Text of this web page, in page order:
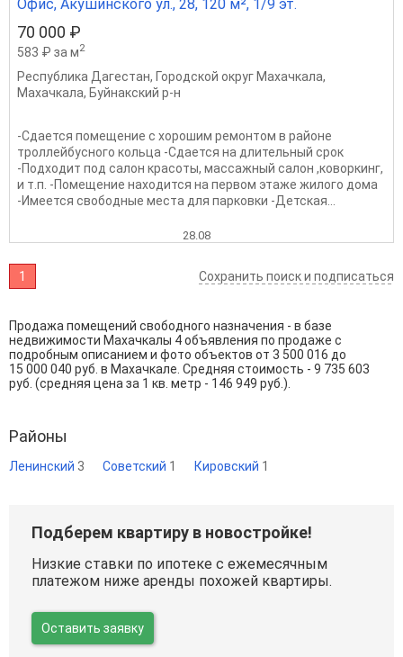
Офис, Акушинского ул., 28, 120 м², 1/9 эт.
70 000 ₽
583 ₽ за м2
Республика Дагестан, Городской округ Махачкала,
Махачкала, Буйнакский р-н
-Сдается помещение с хорошим ремонтом в районе
троллейбусного кольца -Сдается на длительный срок
-Подходит под салон красоты, массажный салон ,коворкинг,
и т.п. -Помещение находится на первом этаже жилого дома
-Имеется свободные места для парковки -Детская...
28.08
1 Сохранить поиск и подписаться
Продажа помещений свободного назначения - в базе
недвижимости Махачкалы 4 объявления по продаже с
подробным описанием и фото объектов от 3 500 016 до
15 000 040 руб. в Махачкале. Средняя стоимость - 9 735 603
руб. (средняя цена за 1 кв. метр - 146 949 руб.).
Районы
Ленинский 3 Советский 1 Кировский 1
Подберем квартиру в новостройке!
Низкие ставки по ипотеке с ежемесячным
платежом ниже аренды похожей квартиры.
Оставить заявку